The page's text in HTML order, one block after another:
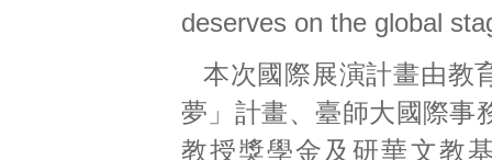
deserves on the global
本次國際展演計畫由教
夢」計畫、臺師大國際事
教授獎學金及研華文教